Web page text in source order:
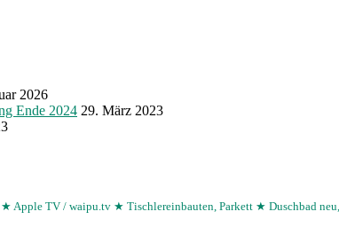
2026
Ende 2024 29. März 2023
★ Apple TV / waipu.tv ★ Tischlereinbauten, Parkett ★ Duschbad